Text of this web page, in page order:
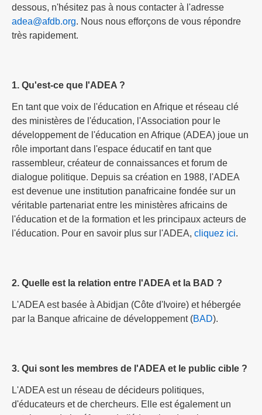
dessous, n'hésitez pas à nous contacter à l'adresse
adea@afdb.org. Nous nous efforçons de vous répondre
très rapidement.
1. Qu'est-ce que l'ADEA ?
En tant que voix de l'éducation en Afrique et réseau clé
des ministères de l'éducation, l'Association pour le
développement de l'éducation en Afrique (ADEA) joue un
rôle important dans l'espace éducatif en tant que
rassembleur, créateur de connaissances et forum de
dialogue politique. Depuis sa création en 1988, l'ADEA
est devenue une institution panafricaine fondée sur un
véritable partenariat entre les ministères africains de
l'éducation et de la formation et les principaux acteurs de
l'éducation. Pour en savoir plus sur l'ADEA, cliquez ici.
2. Quelle est la relation entre l'ADEA et la BAD ?
L'ADEA est basée à Abidjan (Côte d'Ivoire) et hébergée
par la Banque africaine de développement (BAD).
3. Qui sont les membres de l'ADEA et le public cible ?
L'ADEA est un réseau de décideurs politiques,
d'éducateurs et de chercheurs. Elle est également un